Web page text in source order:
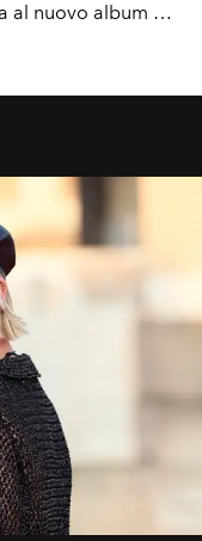
al nuovo album e